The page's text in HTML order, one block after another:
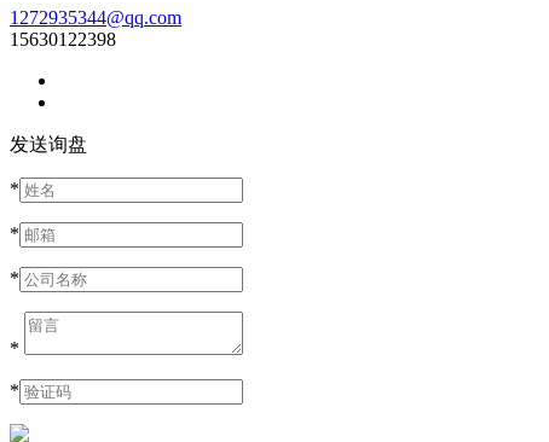
1272935344@qq.com
15630122398
发送询盘
*
*
*
*
*